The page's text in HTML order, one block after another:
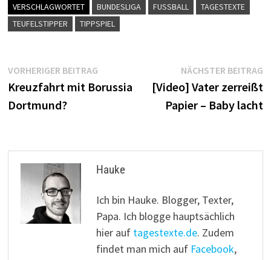
VERSCHLAGWORTET BUNDESLIGA FUSSBALL
TAGESTEXTE
TEUFELSTIPPER
TIPPSPIEL
Beitragsnavigation
VORHERIGER BEITRAGVorheriger
Beitrag:
Kreuzfahrt mit Borussia
Dortmund?
NÄCHSTER BEITRAG
[Video] Vater zerreißt
Papier – Baby lacht
Hauke
Ich bin Hauke. Blogger, Texter,
Papa. Ich blogge hauptsächlich
hier auf tagestexte.de. Zudem
findet man mich auf Facebook,